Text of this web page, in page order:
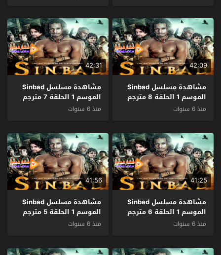
42:09
مشاهدة مسلسل Sinbad
الموسم 1 الحلقة 8 مترجم
منذ 6 سنوات
42:31
مشاهدة مسلسل Sinbad
الموسم 1 الحلقة 7 مترجم
منذ 6 سنوات
41:25
مشاهدة مسلسل Sinbad
الموسم 1 الحلقة 6 مترجم
منذ 6 سنوات
41:56
مشاهدة مسلسل Sinbad
الموسم 1 الحلقة 5 مترجم
منذ 6 سنوات